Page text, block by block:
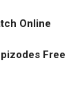
Online
Free